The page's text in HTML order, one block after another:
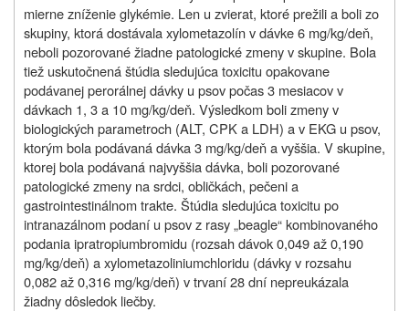
mierne zníženie glykémie. Len u zvierat, ktoré prežili a boli zo
skupiny, ktorá dostávala xylometazolín v dávke 6 mg/kg/deň,
neboli pozorované žiadne patologické zmeny v skupine. Bola
tiež uskutočnená štúdia sledujúca toxicitu opakovane
podávanej perorálnej dávky u psov počas 3 mesiacov v
dávkach 1, 3 a 10 mg/kg/deň. Výsledkom boli zmeny v
biologických parametroch (ALT, CPK a LDH) a v EKG u psov,
ktorým bola podávaná dávka 3 mg/kg/deň a vyššia. V skupine,
ktorej bola podávaná najvyššia dávka, boli pozorované
patologické zmeny na srdci, obličkách, pečeni a
gastrointestinálnom trakte. Štúdia sledujúca toxicitu po
intranazálnom podaní u psov z rasy „beagle“ kombinovaného
podania ipratropiumbromidu (rozsah dávok 0,049 až 0,190
mg/kg/deň) a xylometazoliniumchloridu (dávky v rozsahu
0,082 až 0,316 mg/kg/deň) v trvaní 28 dní nepreukázala
žiadny dôsledok liečby.